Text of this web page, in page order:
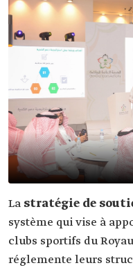
La stratégie de
système qui vise à
clubs sportifs du
réglemente leurs